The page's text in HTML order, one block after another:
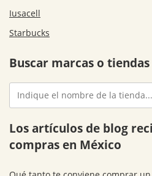
Iusacell
Starbucks
Buscar marcas o
Los artículos de blog
compras en México